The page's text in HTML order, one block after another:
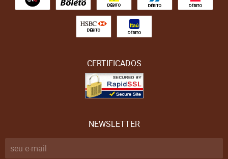
CERTIFICADOS
NEWSLETTER